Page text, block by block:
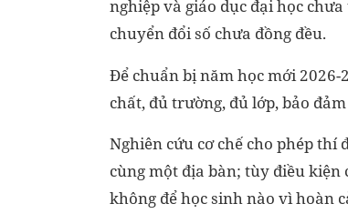
nghiệp và giáo dục đại học
chuyển đổi số chưa đồng đều.
Để chuẩn bị năm học mới 2026-
chất, đủ trường, đủ lớp, bảo
Nghiên cứu cơ chế cho phép
cùng một địa bàn; tùy điều
không để học sinh nào vì hoàn